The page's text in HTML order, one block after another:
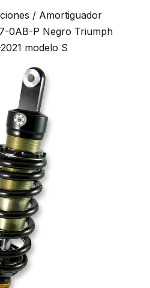
/ Amortiguador
0AB-P Negro Triumph
modelo S